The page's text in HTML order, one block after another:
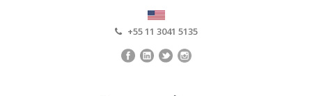
+55 11 3041 5135